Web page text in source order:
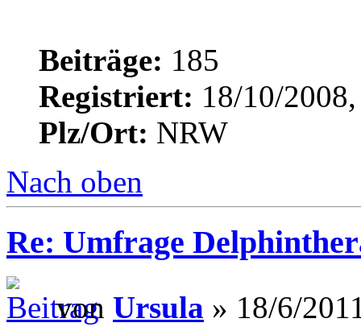
Beiträge: 185
Registriert: 18/10/
Plz/Ort: NRW
Nach oben
Re: Umfrage
von Ursula » 18/6/